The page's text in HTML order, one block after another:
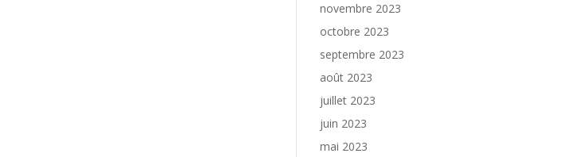
novembre 2023
octobre 2023
septembre 2023
août 2023
juillet 2023
juin 2023
mai 2023